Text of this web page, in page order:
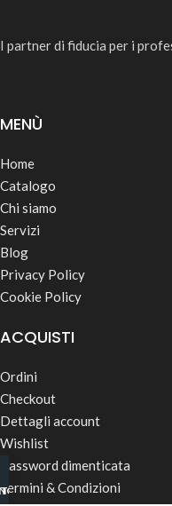
I partner di fiducia per i
MENÙ
Home
Catalogo
Chi siamo
Servizi
Blog
Privacy Policy
Cookie Policy
ACQUISTI
Ordini
Checkout
Dettagli account
Wishlist
Password dimenticata
Termini & Condizioni
B2B